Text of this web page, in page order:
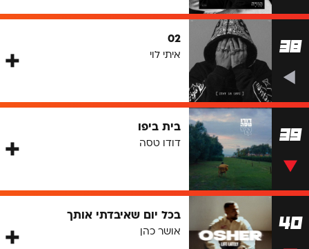
38
02
איתי לוי
39 בית ביפו
דודו טסה
40 בכל יום שאיבדתי אותך
אושר כהן